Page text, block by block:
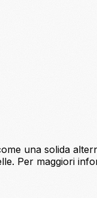
una solida
Per maggiori